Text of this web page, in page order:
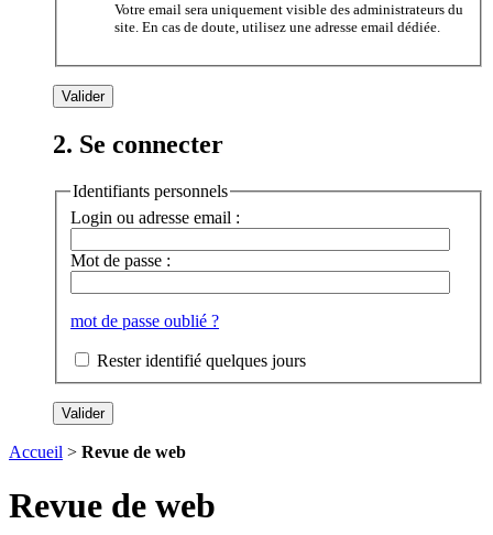
Votre email sera uniquement visible des administrateurs du
site. En cas de doute, utilisez une adresse email dédiée.
2. Se connecter
Identifiants personnels
Login ou adresse email :
Mot de passe :
mot de passe oublié ?
Rester identifié quelques jours
Accueil > Revue de web
Revue de web